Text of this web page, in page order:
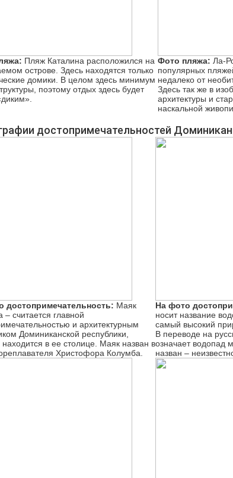
Пляж Каталина расположился на
острове. Здесь находятся только
домики. В целом здесь минимум
поэтому отдых здесь будет
Фото пляжа: Ла-
популярных
недалеко от
Здесь так же в
архитектуры и
наскальной
достопримечательностей
достопримечательность: Маяк
– считается главной
и архитектурным
Доминиканской республики,
находится в ее столице. Маяк назван в
Христофора Колумба.
На фото
носит название
самый высокий
В переводе на
означает водопад
назван –